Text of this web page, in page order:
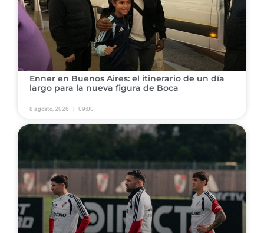
​Enner en Buenos Aires: el itinerario de un día
largo para la nueva figura de Boca
8 agosto, 2026 09:00